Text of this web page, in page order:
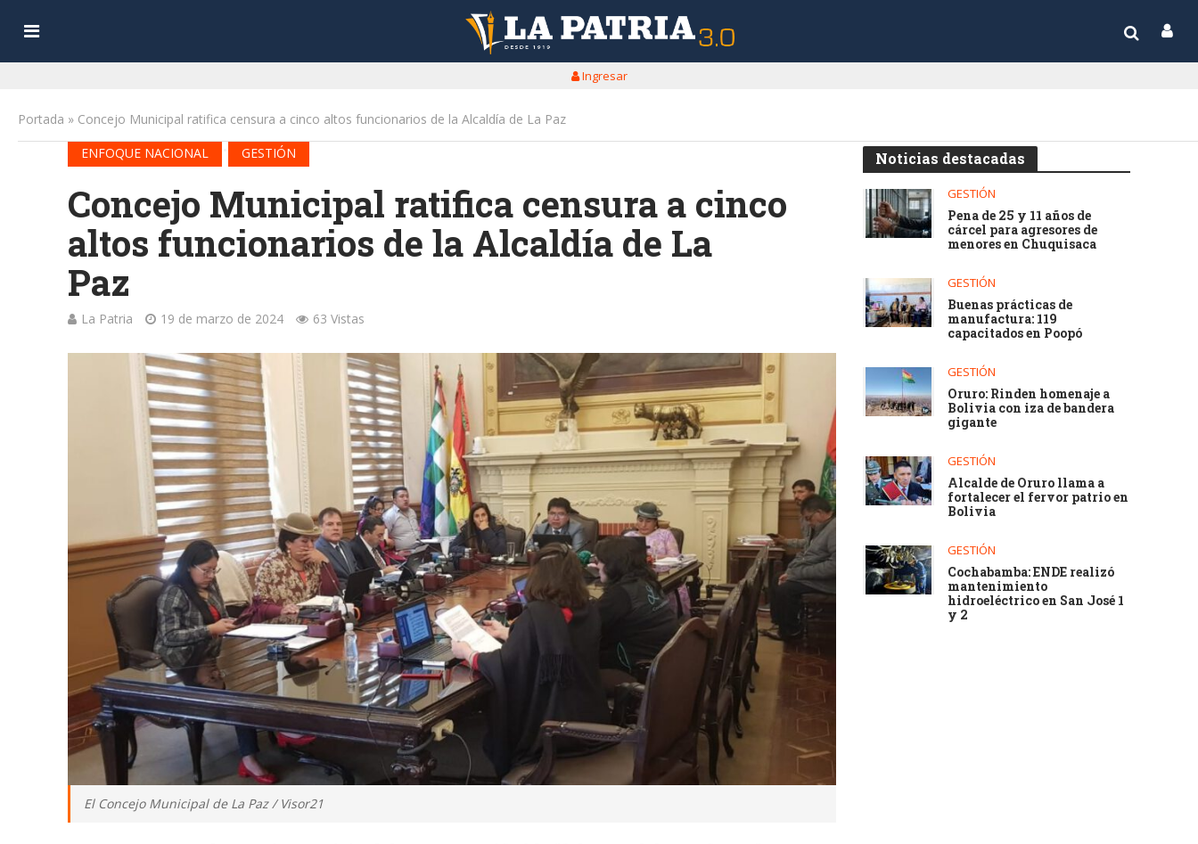
Ingresar
Portada » Concejo Municipal ratifica censura a cinco altos funcionarios de la Alcaldía de La Paz
ENFOQUE NACIONAL
GESTIÓN
Concejo Municipal ratifica censura a cinco
altos funcionarios de la Alcaldía de La
Paz
La Patria 19 de marzo de 2024 63 Vistas
El Concejo Municipal de La Paz / Visor21
Noticias destacadas
GESTIÓN
Pena de 25 y 11 años de
cárcel para agresores de
menores en Chuquisaca
GESTIÓN
Buenas prácticas de
manufactura: 119
capacitados en Poopó
GESTIÓN
Oruro: Rinden homenaje a
Bolivia con iza de bandera
gigante
GESTIÓN
Alcalde de Oruro llama a
fortalecer el fervor patrio en
Bolivia
GESTIÓN
Cochabamba: ENDE realizó
mantenimiento
hidroeléctrico en San José 1
y 2